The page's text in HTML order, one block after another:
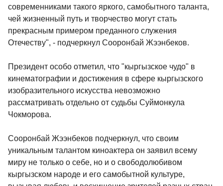
современниками такого яркого, самобытного таланта,
чей жизненный путь и творчество могут стать
прекрасным примером преданного служения
Отечеству", - подчеркнул Сооронбай Жээнбеков.
Президент особо отметил, что "кыргызское чудо" в
кинематографии и достижения в сфере кыргызского
изобразительного искусства невозможно
рассматривать отдельно от судьбы Суймонкула
Чокморова.
Сооронбай Жээнбеков подчеркнул, что своим
уникальным талантом киноактера он заявил всему
миру не только о себе, но и о свободолюбивом
кыргызском народе и его самобытной культуре,